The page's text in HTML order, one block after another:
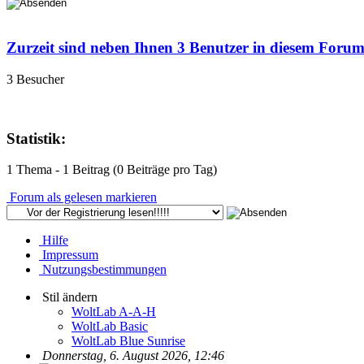
Zurzeit sind neben Ihnen 3 Benutzer in diesem
3 Besucher
Statistik:
1 Thema - 1 Beitrag (0 Beiträge pro Tag)
Forum als gelesen markieren
Hilfe
Impressum
Nutzungsbestimmungen
Stil ändern
WoltLab A-A-H
WoltLab Basic
WoltLab Blue Sunrise
Donnerstag, 6. August 2026, 12:46